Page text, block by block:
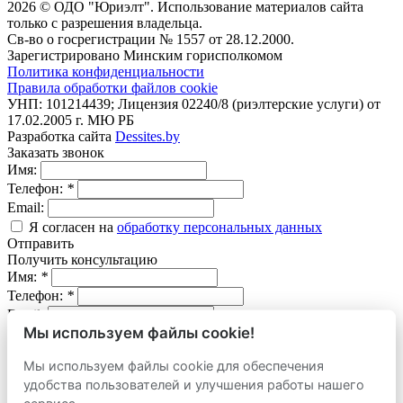
2026 © ОДО "Юриэлт". Использование материалов сайта
только с разрешения владельца.
Св-во о госрегистрации № 1557 от 28.12.2000.
Зарегистрировано Минским горисполкомом
Политика конфиденциальности
Правила обработки файлов cookie
УНП: 101214439; Лицензия 02240/8 (риэлтерские услуги) от
17.02.2005 г. МЮ РБ
Разработка сайта Dessites.by
Заказать звонок
Имя:
Телефон: *
Email:
Я согласен на обработку персональных данных
Отправить
Получить консультацию
Имя: *
Телефон: *
Email:
Я согласен наобработку персональных данных
Отправить
Мы используем файлы cookie!
Мы используем файлы cookie для обеспечения
удобства пользователей и улучшения работы нашего